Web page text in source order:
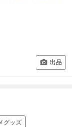
出品
グッズ